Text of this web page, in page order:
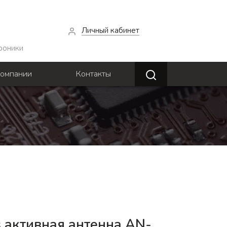
Личный кабинет
Контакты